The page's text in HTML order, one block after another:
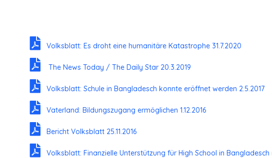
Volksblatt: Es droht eine humanitäre Katastrophe 31.7.2020
The News Today / The Daily Star 20.3.2019
Volksblatt: Schule in Bangladesch konnte eröffnet werden 2.5.2017
Vaterland: Bildungszugang ermöglichen 1.12.2016
Bericht Volksblatt 25.11.2016
Volksblatt: Finanzielle Unterstützung für High School in Bangladesch